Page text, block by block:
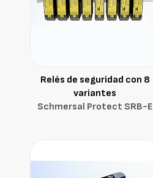
Relés de seguridad con 8
variantes
Schmersal Protect SRB-E